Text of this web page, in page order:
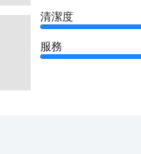
清潔度
服務